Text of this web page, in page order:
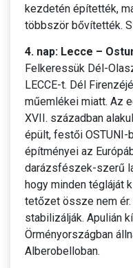
kezdetén építették,
többször bővítették.
4. nap: Lecce –
Felkeressük Dél-
LECCE-t. Dél
műemlékei miatt. Az
XVII. században
épült, festői OSTUNI-
építményei az
darázsfészek-szerű
hogy minden tégláját
tetőzet össze nem
stabilizálják. Apulián
Örményországban
Alberobelloban.